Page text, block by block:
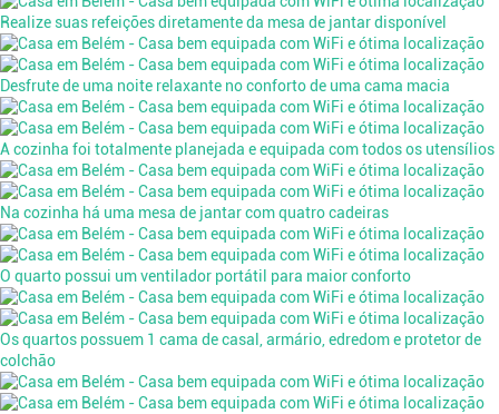
Realize suas refeições diretamente da mesa de jantar disponível
Desfrute de uma noite relaxante no conforto de uma cama macia
A cozinha foi totalmente planejada e equipada com todos os utensílios
Na cozinha há uma mesa de jantar com quatro cadeiras
O quarto possui um ventilador portátil para maior conforto
Os quartos possuem 1 cama de casal, armário, edredom e protetor de
colchão